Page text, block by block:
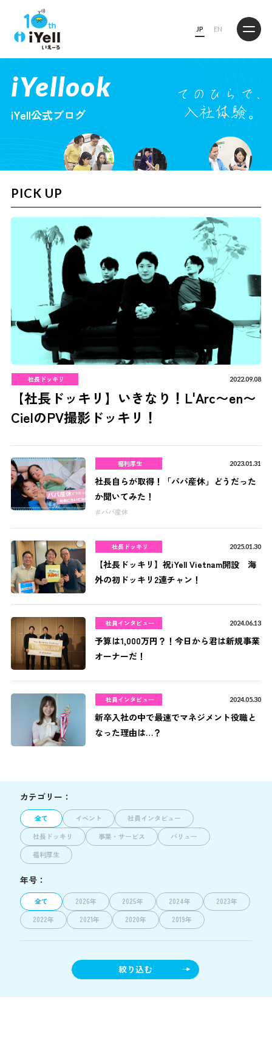
JP EN
iYellook
iYell公式ブログ
PICK UP
社長ドッキリ 2022.09.08
【社長ドッキリ】いきなり！L'Arc〜en〜
CielのPV撮影ドッキリ！
福利厚生 2023.01.31
社長自らが取得！「パパ産休」どうだった
か聞いてみた！
パパ産休
社長ドッキリ 2025.01.30
【社長ドッキリ】祝iYell Vietnam開設 海
外の初ドッキリ2連チャン！
社員インタビュー 2024.06.13
予算は1,000万円？！今日から君は新規事業
オーナーだ！
社員インタビュー 2024.05.30
新卒入社の中で最速でマネジメント役職と
なった理由は…？
カテゴリー：
全て イベント
社員インタビュー
社長ドッキリ
事業・サービス
バリュー
福利厚生
年号：
全て 2026年 2025年 2024年
2023年
2022年
2021年 2020年 2019年
絞り込む